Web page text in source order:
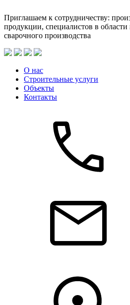
Приглашаем к сотрудничеству:
продукции, специалистов в области
сварочного производства
О нас
Строительные услуги
Объекты
Контакты